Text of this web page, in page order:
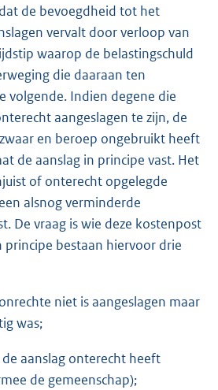
de bevoegdheid tot het
vervalt door verloop van
waarop de belastingschuld
die daaraan ten
volgende. Indien degene die
aangeslagen te zijn, de
en beroep ongebruikt heeft
de aanslag in principe vast. Het
of onterecht opgelegde
alsnog verminderde
De vraag is wie deze kostenpost
principe bestaan hiervoor drie
niet is aangeslagen maar
was;
aanslag onterecht heeft
de gemeenschap);